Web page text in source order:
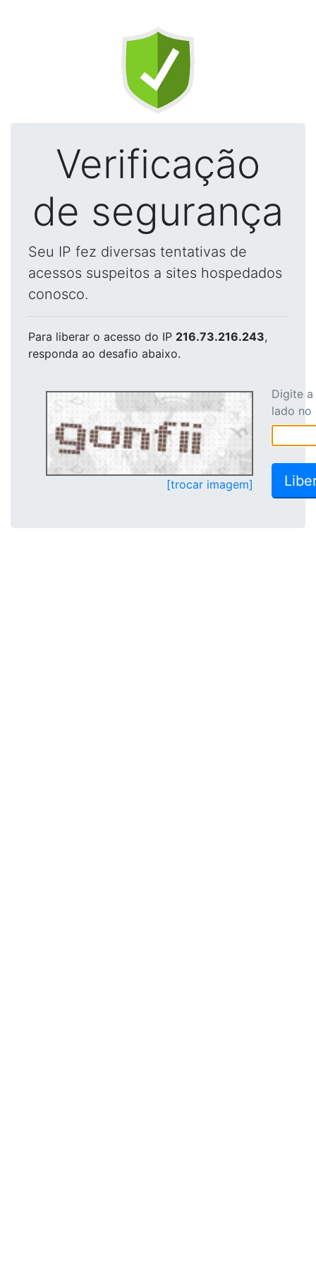
Verificação
de segurança
Seu IP fez diversas tentativas de
acessos suspeitos a sites hospedados
conosco.
Para liberar o acesso do IP 216.73.216.243,
responda ao desafio abaixo.
[trocar imagem]
Digite
lado no